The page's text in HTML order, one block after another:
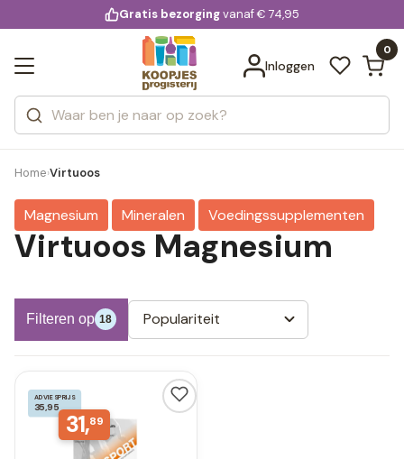
voor 20:00 uur besteld
Gratis bezorgingvanaf € 74,95
Inloggen
0
Zoeken
Categorieën
Merken
Bekijk alle resultaten
Home›Virtuoos
Magnesium Mineralen Voedingssupplementen
Virtuoos Magnesium
Filteren op 18 Populariteit
ADVIESPRIJS
35,95
31,89